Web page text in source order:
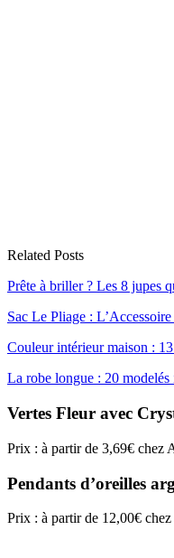
Related Posts
Prête à briller ? Les 8 jupes
Sac Le Pliage :
Couleur intérieur maison :
La robe longue : 20
Vertes Fleur avec
Prix : à partir de 3,69€ chez
Pendants d’oreilles
Prix : à partir de 12,00€